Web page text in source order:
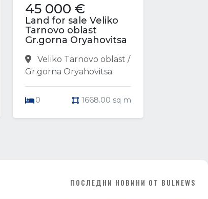
45 000 €
Land for sale Veliko
Tarnovo oblast
Gr.gorna Oryahovitsa
Veliko Tarnovo oblast /
Gr.gorna Oryahovitsa
0 1668.00 sq m
ПОСЛЕДНИ НОВИНИ ОТ BULNEWS